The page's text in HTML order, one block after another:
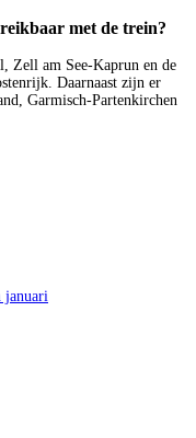
met de trein?
Zell am See-Kaprun en de
Daarnaast zijn er
Garmisch-Partenkirchen
januari